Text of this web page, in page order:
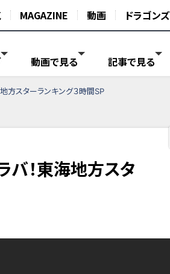
MAGAZINE 動画 ドラゴンズ
動画で見る 記事で見る
地方スターランキング３時間SP
バ！東海地方スタ